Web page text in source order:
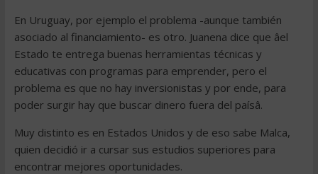
En Uruguay, por ejemplo el problema -aunque también
asociado al financiamiento- es otro. Juanena dice que âel
Estado te entrega buenas herramientas técnicas y
educativas con programas para emprender, pero el
problema es que no hay inversionistas y por ende, para
poder surgir hay que buscar dinero fuera del paísâ.
Muy distinto es en Estados Unidos y de eso sabe Malca,
quien decidió ir a cursar sus estudios superiores para
encontrar mejores oportunidades.